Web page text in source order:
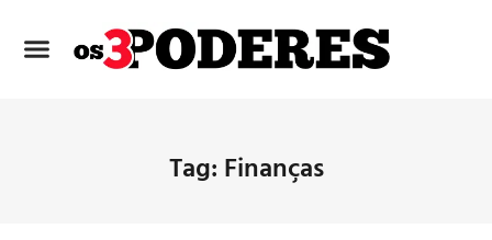
Tag: Finanças